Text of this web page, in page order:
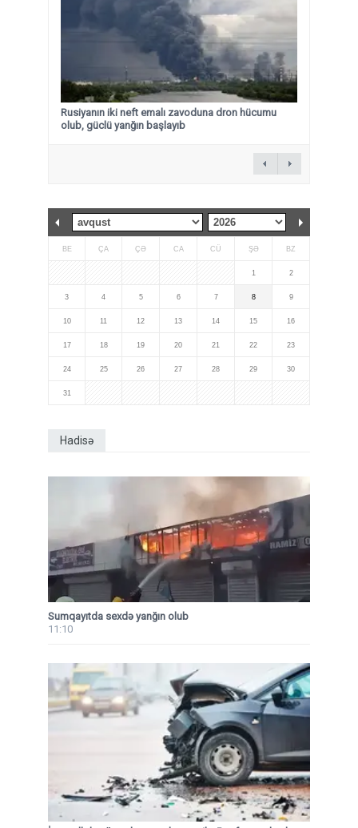
Rusiyanın iki neft emalı zavoduna dron hücumu
olub, güclü yanğın başlayıb
BE ÇA ÇƏ CA CÜ ŞƏ BZ
1 2
3 4 5 6 7 8 9
10 11 12 13 14 15 16
17 18 19 20 21 22 23
24 25 26 27 28 29 30
31
Hadisə
Sumqayıtda sexdə yanğın olub
11:10